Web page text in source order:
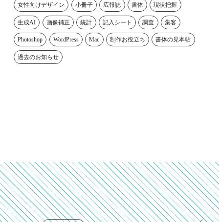
女性向けデザイン 小冊子 広報誌 書体 現状把握
生成AI 画像補正 統計 記入シート 調査 集客
Photoshop WordPress Mac 制作お役立ち 書体の見本帖
過去のお知らせ